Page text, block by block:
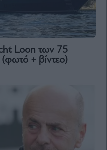
Loon των 75
+ βίντεο)